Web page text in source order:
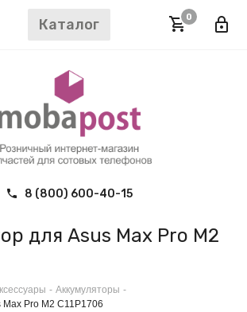
Каталог 0
8 (800) 600-40-15
для Asus Max Pro M2
- Аккумуляторы -
Pro M2 C11P1706